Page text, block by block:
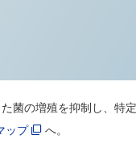
の増殖を抑制し、特
ップ へ。